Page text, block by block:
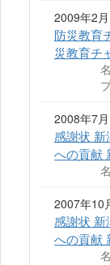
2009年2月
防災教育
災教育チ
2008年7月
感謝状
への貢献
2007年10
感謝状
への貢献